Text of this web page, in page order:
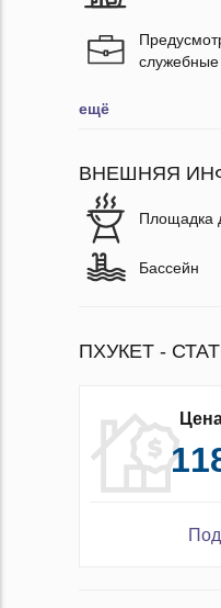
ещё
ВНЕШНЯЯ
Площадка
Бассейн
ПХУКЕТ -